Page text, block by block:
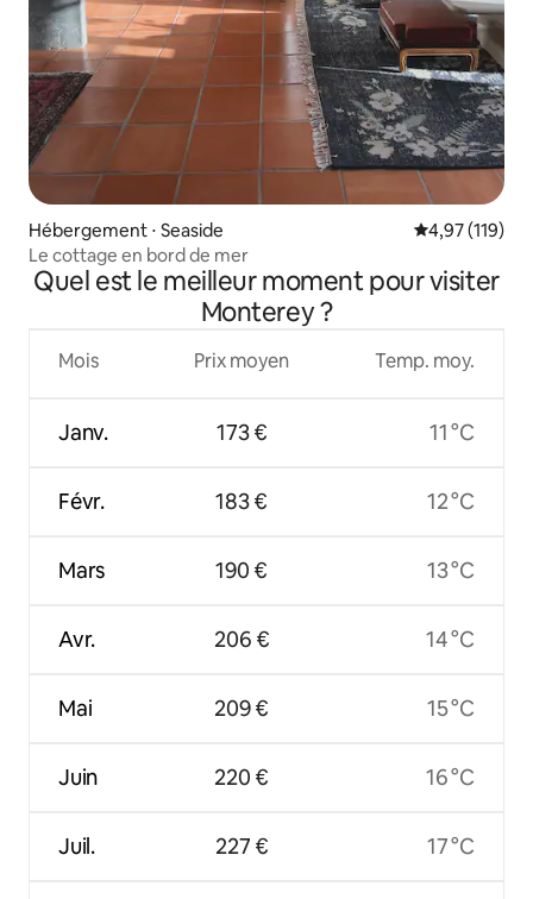
Hébergement ⋅ Seaside Évaluation
4,97 (119)
Le cottage en bord de mer
Quel est le meilleur moment pour visiter
Monterey ?
Mois
Janv.
Févr.
Mars
Avr.
Mai
Juin
Juil.
Prix moyen
173 €
183 €
190 €
206 €
209 €
220 €
227 €
Temp. moy.
11 °C
12 °C
13 °C
14 °C
15 °C
16 °C
17 °C